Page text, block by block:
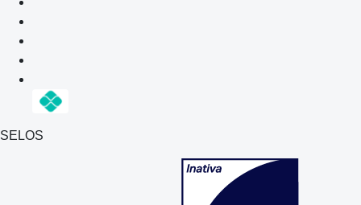
SELOS